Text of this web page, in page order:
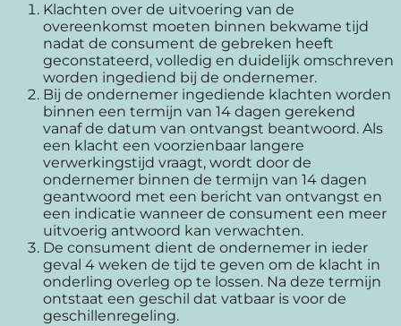
Klachten over de uitvoering van de
overeenkomst moeten binnen bekwame tijd
nadat de consument de gebreken heeft
geconstateerd, volledig en duidelijk omschreven
worden ingediend bij de ondernemer.
Bij de ondernemer ingediende klachten worden
binnen een termijn van 14 dagen gerekend
vanaf de datum van ontvangst beantwoord. Als
een klacht een voorzienbaar langere
verwerkingstijd vraagt, wordt door de
ondernemer binnen de termijn van 14 dagen
geantwoord met een bericht van ontvangst en
een indicatie wanneer de consument een meer
uitvoerig antwoord kan verwachten.
De consument dient de ondernemer in ieder
geval 4 weken de tijd te geven om de klacht in
onderling overleg op te lossen. Na deze termijn
ontstaat een geschil dat vatbaar is voor de
geschillenregeling.